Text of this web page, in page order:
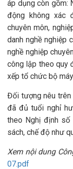
áp dụng còn gồm:
động không xác
chuyên môn,
danh nghề nghiệp
nghề nghiệp
công lập theo quy
xếp tổ chức bộ
Đối tượng nêu trên
đã đủ tuổi nghỉ
theo Nghị định
sách, chế độ như
Xem nội dung
07.pdf